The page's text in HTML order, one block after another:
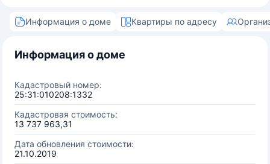
Информация о доме Квартиры по адресу
Информация о доме
Кадастровый номер:
25:31:010208:1332
Кадастровая стоимость:
13 737 963,31
Дата обновления стоимости:
21.10.2019